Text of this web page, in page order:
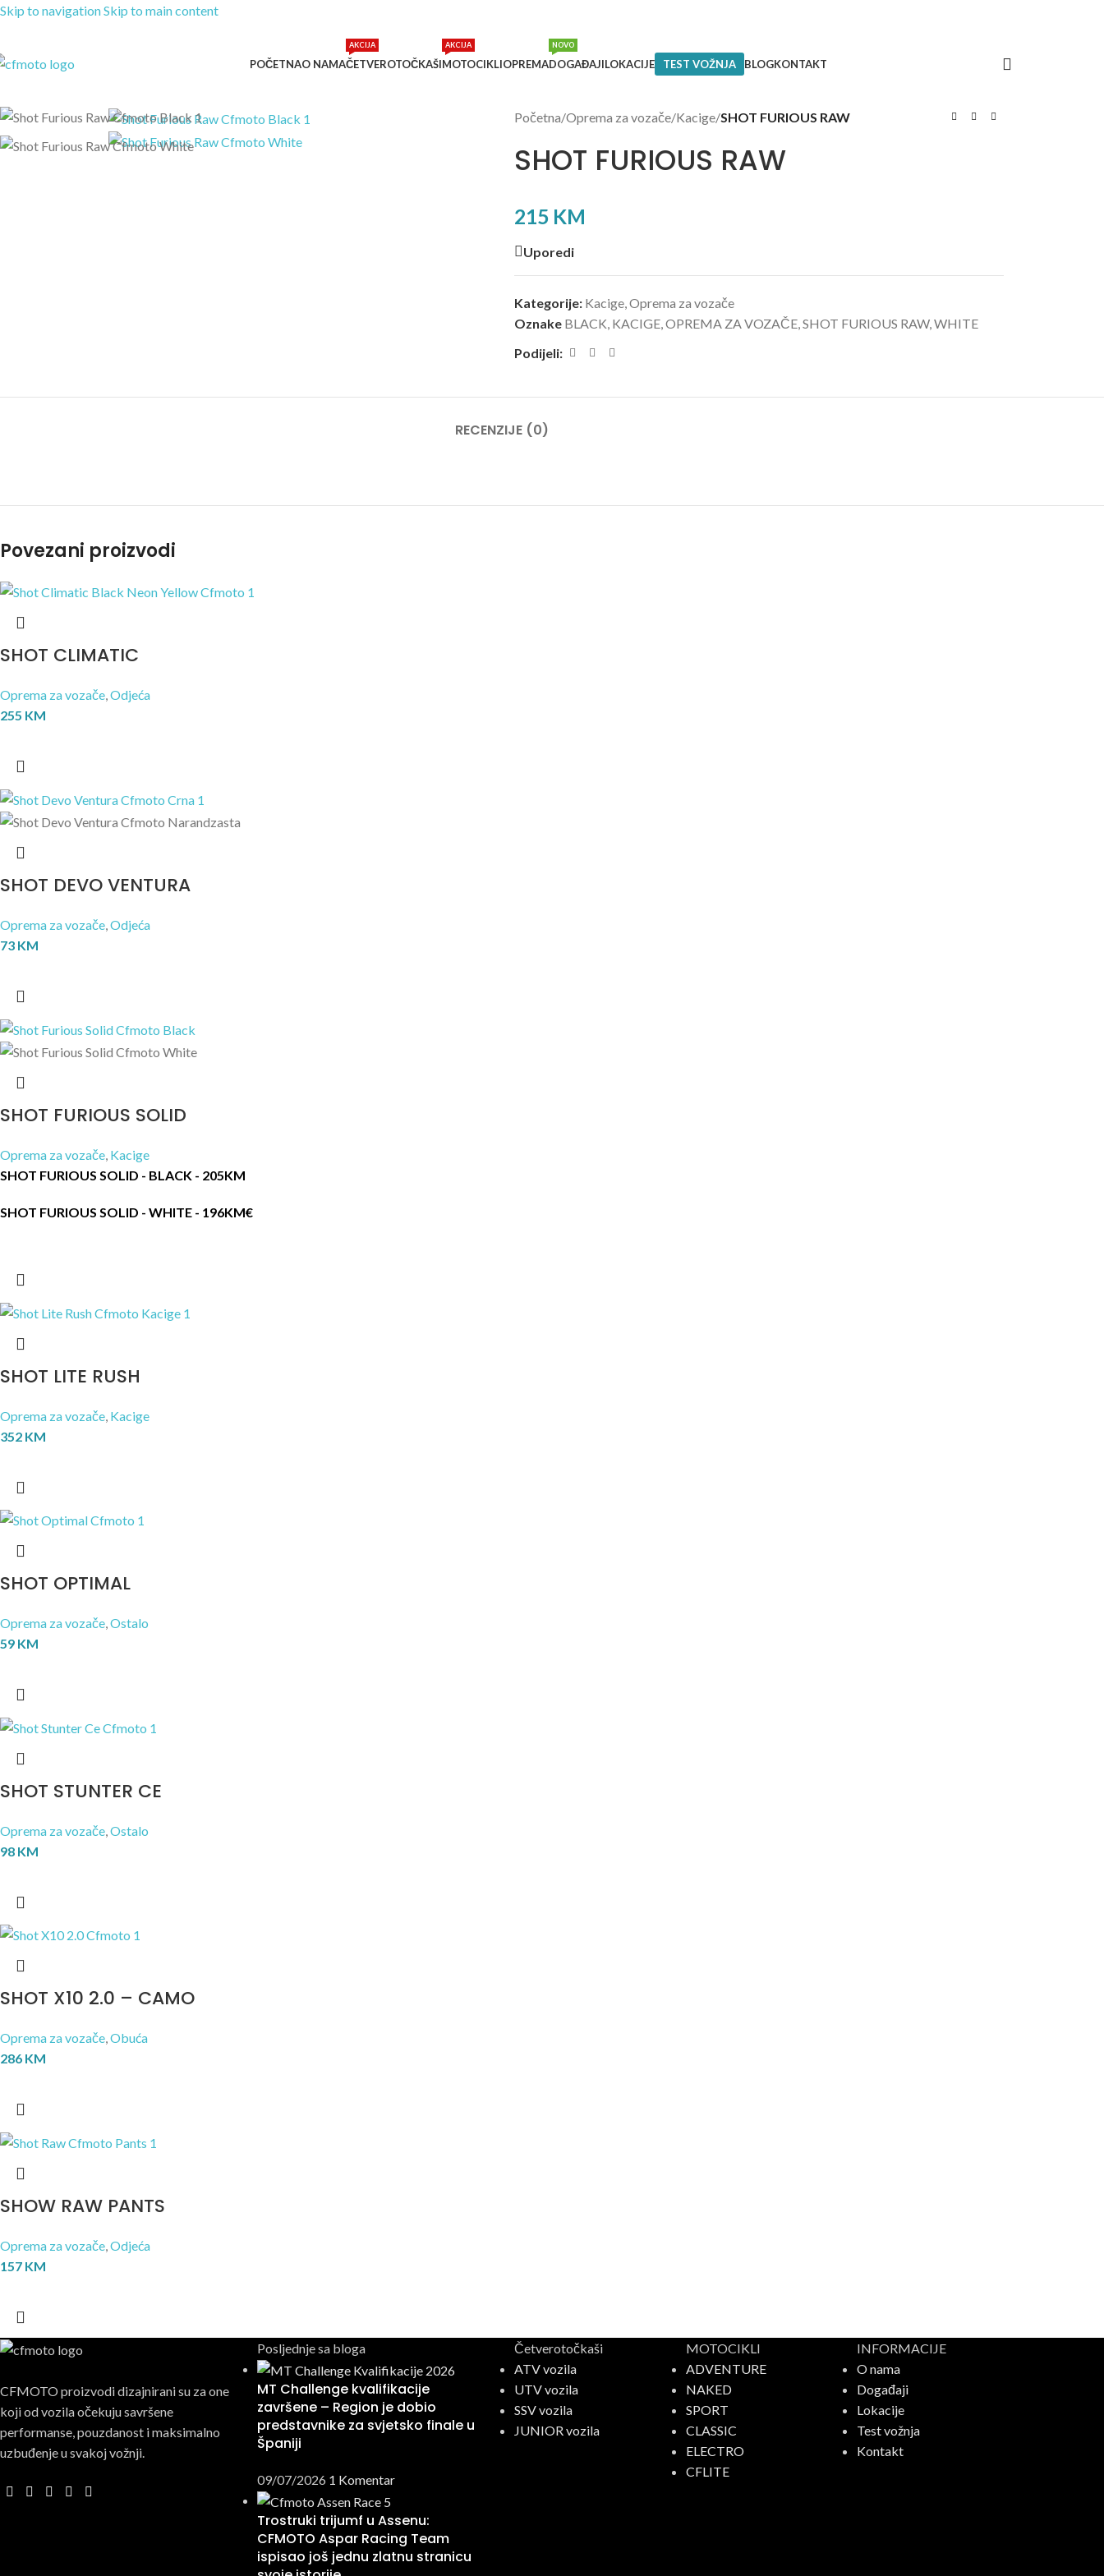
Skip to navigationSkip to main content
POČETNAO NAMAČETVEROTOČKAŠI
AKCIJA
MOTOCIKLI
AKCIJA
OPREMADOGAĐAJI
NOVO
LOKACIJE TEST VOŽNJA BLOGKONTAKT
Početna/Oprema za vozače/Kacige/SHOT FURIOUS RAW
SHOT FURIOUS RAW
215 KM
Uporedi
Kategorije: Kacige,Oprema za vozače
Oznake BLACK, KACIGE,OPREMA ZA VOZAČE,SHOT FURIOUS RAW,WHITE
Podijeli:
RECENZIJE (0)
Povezani proizvodi
SHOT CLIMATIC
Oprema za vozače,Odjeća
255 KM
SHOT DEVO VENTURA
Oprema za vozače,Odjeća
73 KM
SHOT FURIOUS SOLID
Oprema za vozače, Kacige
SHOT FURIOUS SOLID - BLACK - 205KM
SHOT FURIOUS SOLID - WHITE - 196KM€
SHOT LITE RUSH
Oprema za vozače Kacige
352 KM
SHOT OPTIMAL
Oprema za vozače,Ostalo
59 KM
SHOT STUNTER CE
Oprema za vozače Ostalo
98 KM
SHOT X10 2.0 – CAMO
Oprema za vozače,Obuća
286 KM
SHOW RAW PANTS
Oprema za vozače Odjeća
157 KM
CFMOTO proizvodi dizajnirani su za one
koji od vozila očekuju savršene
performanse, pouzdanost i maksimalno
uzbuđenje u svakoj vožnji.
Posljednje sa bloga
MT Challenge kvalifikacije
završene – Region je dobio
predstavnike za svjetsko finale u
Španiji
09/07/2026 1 Komentar
Trostruki trijumf u Assenu:
CFMOTO Aspar Racing Team
ispisao još jednu zlatnu stranicu
Četverotočkaši
ATV vozila
UTV vozila
SSV vozila
JUNIOR vozila
MOTOCIKLI
ADVENTURE
NAKED
SPORT
CLASSIC
ELECTRO
CFLITE
INFORMACIJE
O nama
Događaji
Lokacije
Test vožnja
Kontakt